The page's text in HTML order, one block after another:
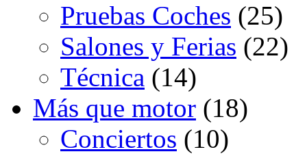
Pruebas Coches (25)
Salones y Ferias (22)
Técnica (14)
Más que motor (18)
Conciertos (10)